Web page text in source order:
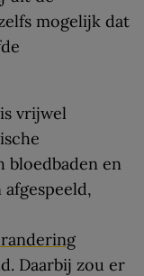
mogelijk dat
vrijwel
bloedbaden en
Daarbij zou er